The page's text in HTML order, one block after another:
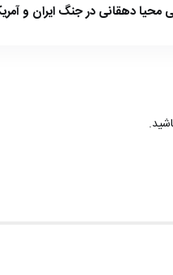
محیا دهقانی در جنگ ایران و